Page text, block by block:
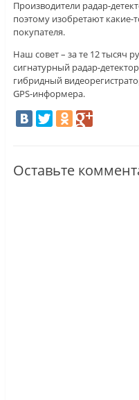
Производители радар-
поэтому изобретают какие-
покупателя.
Наш совет – за те 12 тысяч
сигнатурный радар-
гибридный
GPS-информера.
Оставьте